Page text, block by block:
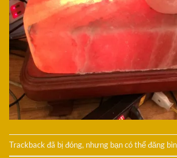
Trackback đã bị đóng, nhưng bạn có thểđăng